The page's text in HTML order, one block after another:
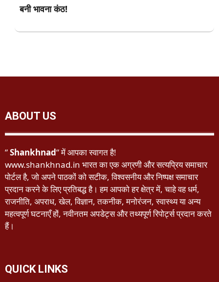
बनी भावना कंठ!
ABOUT US
”Shankhnad” में आपका स्वागत है!
www.shankhnad.in भारत का एक अग्रणी और सत्यप्रिय समाचार
पोर्टल है, जो अपने पाठकों को सटीक, विश्वसनीय और निष्पक्ष समाचार
प्रदान करने के लिए प्रतिबद्ध है। हम आपको हर क्षेत्र में, चाहे वह धर्म,
राजनीति, अपराध, खेल, विज्ञान, तकनीक, मनोरंजन, स्वास्थ्य या अन्य
महत्वपूर्ण घटनाएँ हों, नवीनतम अपडेट्स और तथ्यपूर्ण रिपोर्ट्स प्रदान करते
हैं।
QUICK LINKS